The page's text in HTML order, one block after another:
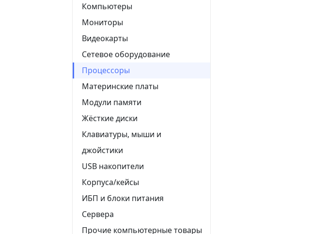
Компьютеры
Мониторы
Видеокарты
Сетевое оборудование
Процессоры
Материнские платы
Модули памяти
Жёсткие диски
Клавиатуры, мыши и
джойстики
USB накопители
Корпуса/кейсы
ИБП и блоки питания
Сервера
Прочие компьютерные товары